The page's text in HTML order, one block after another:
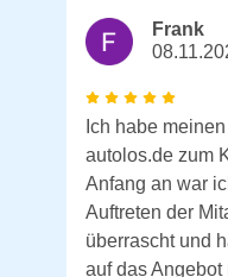
Frank
Ich habe
autolos.de zum
Anfang an war
Auftreten der
überrascht und
auf das